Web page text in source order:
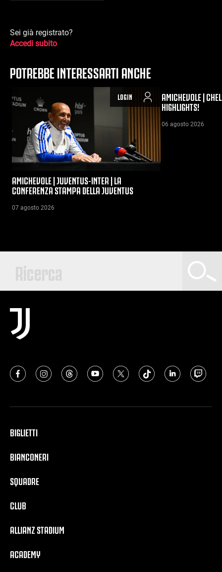
Sei già registrato?
Accedi subito
POTREBBE INTERESSARTI ANCHE
LOGIN
AMICHEVOLE | JUVENTUS-INTER | LA
CONFERENZA STAMPA DELLA JUVENTUS
07 agosto 2026
AMICHEVOLE |
HIGHLIGHTS!
06 agosto 2026
BIGLIETTI
BIANCONERI
SQUADRE
CLUB
ALLIANZ STADIUM
ACADEMY